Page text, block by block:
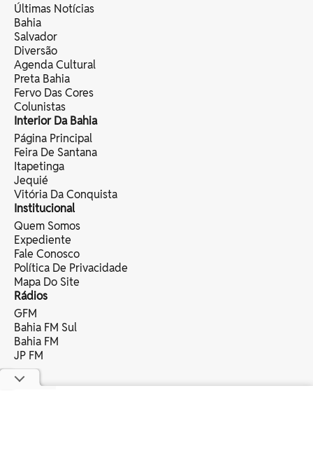
Últimas Notícias
Bahia
Salvador
Diversão
Agenda Cultural
Preta Bahia
Fervo Das Cores
Colunistas
Interior Da Bahia
Página Principal
Feira De Santana
Itapetinga
Jequié
Vitória Da Conquista
Institucional
Quem Somos
Expediente
Fale Conosco
Política De Privacidade
Mapa Do Site
Rádios
GFM
Bahia FM Sul
Bahia FM
JP FM